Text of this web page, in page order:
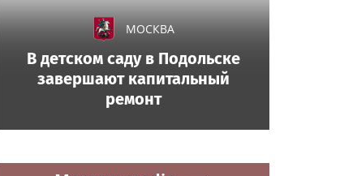
МОСКВА
В детском саду в Подольске
завершают капитальный
ремонт